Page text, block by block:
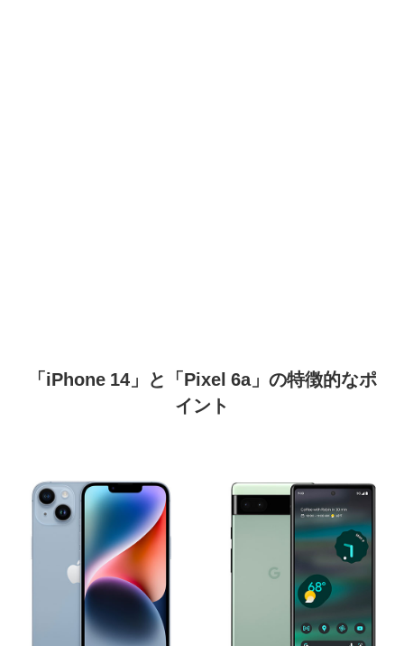
「iPhone 14」と「Pixel 6a」の特徴的なポ
イント